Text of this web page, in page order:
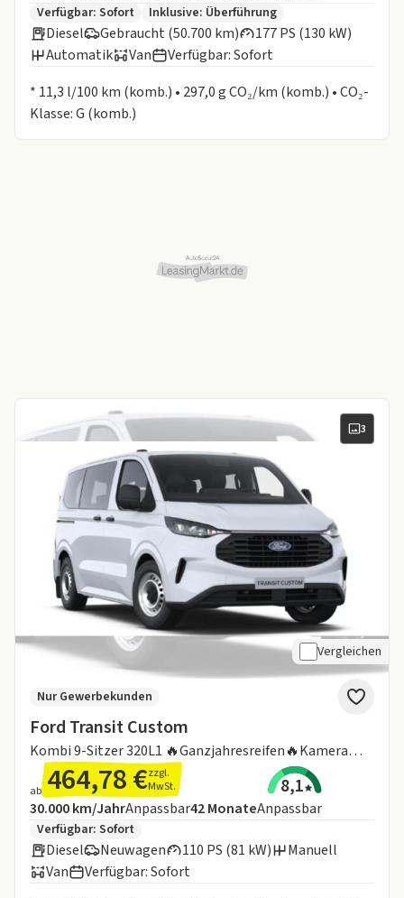
Zusätzliche Fahrzeuginformationen:
Verfügbar: Sofort Inklusive: Überführung
Diesel Gebraucht (50.700 km)
177 PS (130 kW)
Automatik
Van
Verfügbar: Sofort
* 11,3 l/100 km (komb.) • 297,0 g CO₂/km (komb.) • CO₂-
Klasse: G (komb.)
3
Vergleichen
Ford Transit Custom
Kombi 9-Sitzer 320L1 🔥Ganzjahresreifen🔥Kamera🔥 Klima hinten🔥
Nur Gewerbekunden
ab 464,78 €zzgl.
MwSt.
8,1
Angebotsdetails:
Inklusive Laufleistung
30.000 km/JahrAnpassbarLaufzeit
42MonateAnpassbar
Zusätzliche Fahrzeuginformationen:
Verfügbar: Sofort
Diesel Neuwagen 110 PS (81 kW)
Manuell
Van
Verfügbar: Sofort